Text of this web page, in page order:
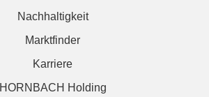
Nachhaltigkeit
Marktfinder
Karriere
HORNBACH Holding